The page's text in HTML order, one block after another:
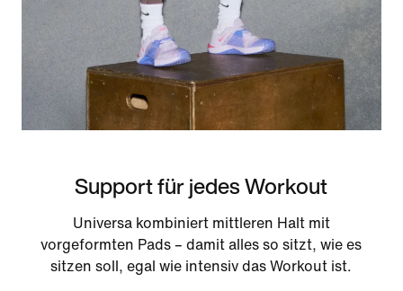
Support für jedes Workout
Universa kombiniert mittleren Halt mit
vorgeformten Pads – damit alles so sitzt, wie es
sitzen soll, egal wie intensiv das Workout ist.